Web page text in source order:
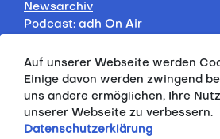
Newsarchiv
Podcast: adh On Air
Rankings
Servicepartner
HSP-Onlinekurse
PRESSE
Auf unserer Webseite werden
Einige davon werden zwingend
uns andere ermöglichen, Ihre
unserer Webseite zu verbessern.
Datenschutzerklärung